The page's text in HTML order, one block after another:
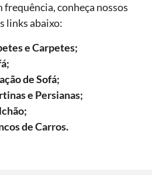
frequência, conheça nossos
links abaixo:
e Carpetes;
de Sofá;
e Persianas;
de Carros.